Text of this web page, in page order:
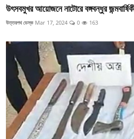
উৎসবমুখর আয়োজনে নাটোরে বঙ্গবন্ধুর
উত্তরপথ ডেস্ক Mar 17, 2024 0 163